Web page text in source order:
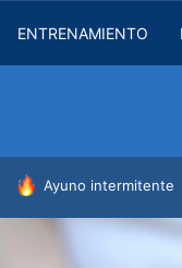
ENTRENAMIENTO
HOY SE HABLA DE
Ayuno intermitente